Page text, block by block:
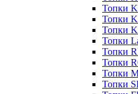
Топки
Топки
Топки
Топки
Топки
Топки
Топки
Топки